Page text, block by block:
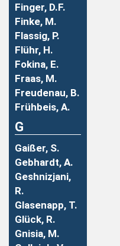
Finger, D.F.
Finke, M.
Flassig, P.
Flühr, H.
Fokina, E.
Fraas, M.
Freudenau, B.
Frühbeis, A.
G
Gaißer, S.
Gebhardt, A.
Geshnizjani,
R.
Glasenapp, T.
Glück, R.
Gnisia, M.